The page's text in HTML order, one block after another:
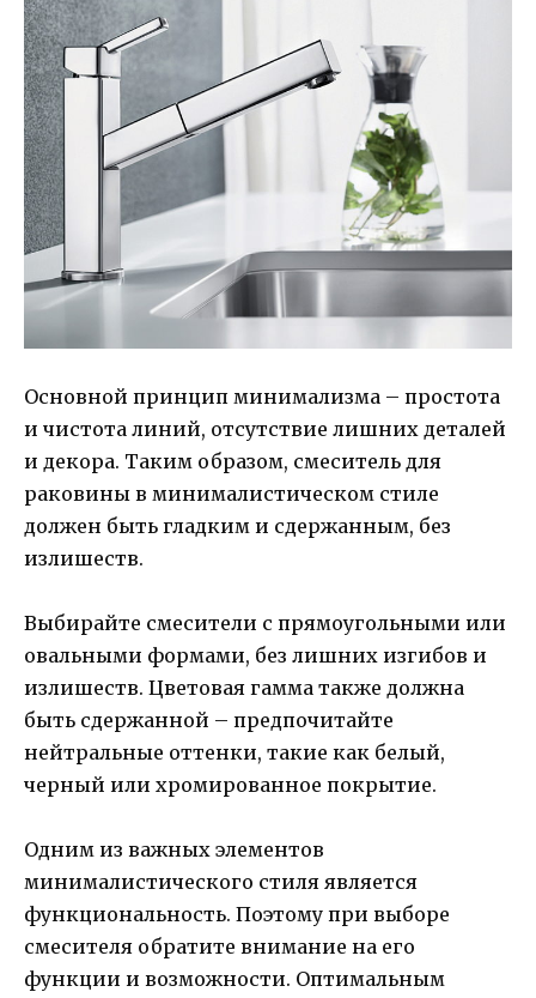
Основной принцип минимализма – простота
и чистота линий, отсутствие лишних деталей
и декора. Таким образом, смеситель для
раковины в минималистическом стиле
должен быть гладким и сдержанным, без
излишеств.
Выбирайте смесители с прямоугольными или
овальными формами, без лишних изгибов и
излишеств. Цветовая гамма также должна
быть сдержанной – предпочитайте
нейтральные оттенки, такие как белый,
черный или хромированное покрытие.
Одним из важных элементов
минималистического стиля является
функциональность. Поэтому при выборе
смесителя обратите внимание на его
функции и возможности. Оптимальным